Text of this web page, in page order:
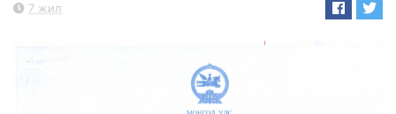
7 жил